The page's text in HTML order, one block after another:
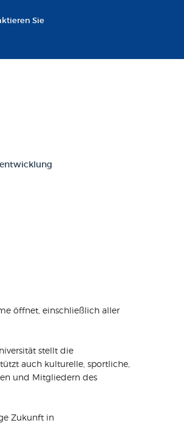
Sie
öffnet, einschließlich aller
stellt die
auch kulturelle, sportliche,
und Mitgliedern des
Zukunft in